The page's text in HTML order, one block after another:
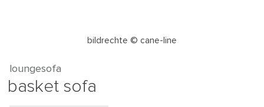
bildrechte © cane-line
loungesofa
basket sofa